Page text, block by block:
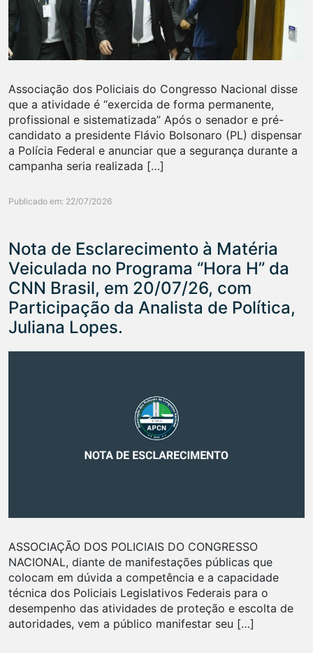
Associação dos Policiais do Congresso Nacional disse
que a atividade é “exercida de forma permanente,
profissional e sistematizada” Após o senador e pré-
candidato a presidente Flávio Bolsonaro (PL) dispensar
a Polícia Federal e anunciar que a segurança durante a
campanha seria realizada […]
Publicado em: 22/07/2026
Nota de Esclarecimento à Matéria
Veiculada no Programa “Hora H” da
CNN Brasil, em 20/07/26, com
Participação da Analista de Política,
Juliana Lopes.
ASSOCIAÇÃO DOS POLICIAIS DO CONGRESSO
NACIONAL, diante de manifestações públicas que
colocam em dúvida a competência e a capacidade
técnica dos Policiais Legislativos Federais para o
desempenho das atividades de proteção e escolta de
autoridades, vem a público manifestar seu […]